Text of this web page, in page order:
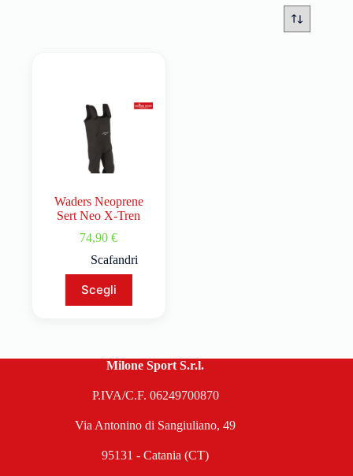
Waders Neoprene
Sert Neo X-Tren
74,90€
Scafandri
Scegli
Milone Sport S.r.l.
P.IVA/C.F. 06249700870
Via Antonino di Sangiuliano, 49
95131 - Catania (CT)